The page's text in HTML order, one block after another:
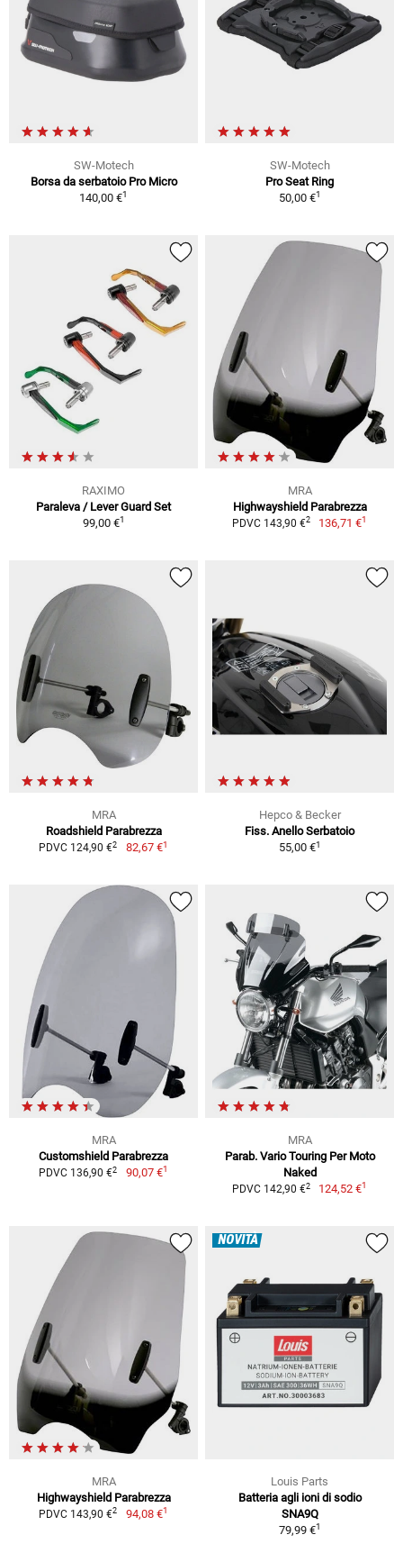
SW-Motech
Borsa da serbatoio Pro Micro
140,00 €1
SW-Motech
Pro Seat Ring
50,00 €1
RAXIMO
Paraleva / Lever Guard Set
99,00 €1
MRA
Highwayshield Parabrezza
PDVC 143,90 €2 136,71 €1
MRA
Roadshield Parabrezza
PDVC 124,90 €2 82,67 €1
Hepco & Becker
Fiss. Anello Serbatoio
55,00 €1
MRA
Customshield Parabrezza
PDVC 136,90 €2 90,07 €1
MRA
Parab. Vario Touring Per Moto
Naked
PDVC 142,90 €2 124,52 €1
MRA
Highwayshield Parabrezza
PDVC 143,90 €2 94,08 €1
NOVITÀ
Louis Parts
Batteria agli ioni di sodio
SNA9Q
79,99 €1